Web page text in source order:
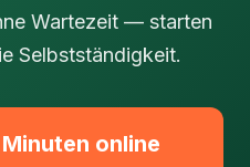
Wartezeit — starten
Selbstständigkeit.
online